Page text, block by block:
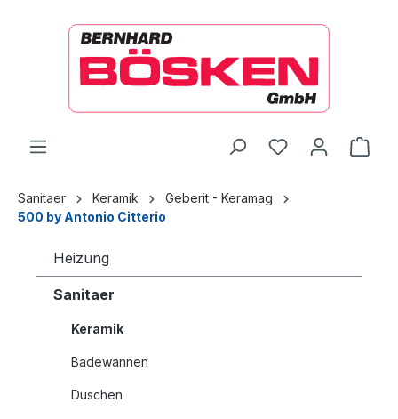
Sanitaer Keramik
Geberit - Keramag
500 by Antonio Citterio
Heizung
Sanitaer
Keramik
Badewannen
Duschen